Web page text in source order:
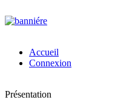
Accueil
Connexion
Présentation